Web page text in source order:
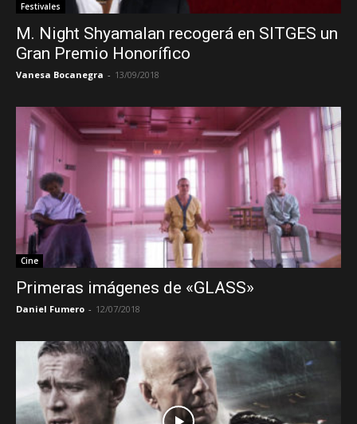
Festivales
M. Night Shyamalan recogerá en SITGES un
Gran Premio Honorífico
Vanesa Bocanegra - 13/09/2018
Cine
Primeras imágenes de «GLASS»
Daniel Fumero - 12/07/2018